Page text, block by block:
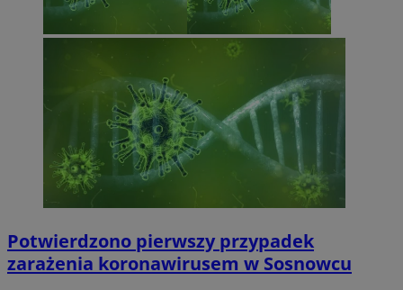
Potwierdzono pierwszy przypadek
zarażenia koronawirusem w Sosnowcu